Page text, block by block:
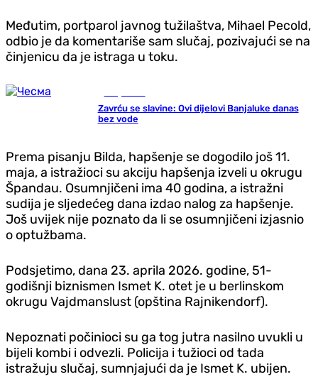
Međutim, portparol javnog tužilaštva, Mihael Pecold,
odbio je da komentariše sam slučaj, pozivajući se na
činjenicu da je istraga u toku.
Zavrću se slavine: Ovi dijelovi Banjaluke danas
bez vode
Prema pisanju Bilda, hapšenje se dogodilo još 11.
maja, a istražioci su akciju hapšenja izveli u okrugu
Špandau. Osumnjičeni ima 40 godina, a istražni
sudija je sljedećeg dana izdao nalog za hapšenje.
Još uvijek nije poznato da li se osumnjičeni izjasnio
o optužbama.
Podsjetimo, dana 23. aprila 2026. godine, 51-
godišnji biznismen Ismet K. otet je u berlinskom
okrugu Vajdmanslust (opština Rajnikendorf).
Nepoznati počinioci su ga tog jutra nasilno uvukli u
bijeli kombi i odvezli. Policija i tužioci od tada
istražuju slučaj, sumnjajući da je Ismet K. ubijen.